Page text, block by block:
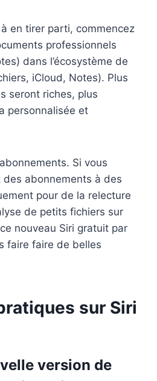
en tirer parti, commencez
professionnels
dans l’écosystème de
iCloud, Notes). Plus
seront riches, plus
personnalisée et
Si vous
abonnements à des
pour de la relecture
de petits fichiers sur
nouveau Siri gratuit par
faire faire de belles
sur Siri
version de